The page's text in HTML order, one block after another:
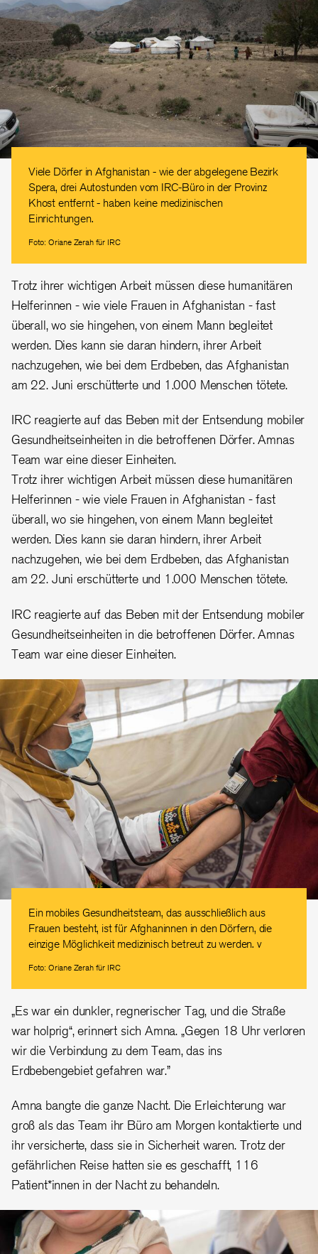
Viele Dörfer in Afghanistan - wie der abgelegene Bezirk
Spera, drei Autostunden vom IRC-Büro in der Provinz
Khost entfernt - haben keine medizinischen
Einrichtungen.
Foto: Oriane Zerah für IRC
Trotz ihrer wichtigen Arbeit müssen diese humanitären
Helferinnen - wie viele Frauen in Afghanistan - fast
überall, wo sie hingehen, von einem Mann begleitet
werden. Dies kann sie daran hindern, ihrer Arbeit
nachzugehen, wie bei dem Erdbeben, das Afghanistan
am 22. Juni erschütterte und 1.000 Menschen tötete.
IRC reagierte auf das Beben mit der Entsendung mobiler
Gesundheitseinheiten in die betroffenen Dörfer. Amnas
Team war eine dieser Einheiten.
Trotz ihrer wichtigen Arbeit müssen diese humanitären
Helferinnen - wie viele Frauen in Afghanistan - fast
überall, wo sie hingehen, von einem Mann begleitet
werden. Dies kann sie daran hindern, ihrer Arbeit
nachzugehen, wie bei dem Erdbeben, das Afghanistan
am 22. Juni erschütterte und 1.000 Menschen tötete.
IRC reagierte auf das Beben mit der Entsendung mobiler
Gesundheitseinheiten in die betroffenen Dörfer. Amnas
Team war eine dieser Einheiten.
Ein mobiles Gesundheitsteam, das ausschließlich aus
Frauen besteht, ist für Afghaninnen in den Dörfern, die
einzige Möglichkeit medizinisch betreut zu werden. v
Foto: Oriane Zerah für IRC
„Es war ein dunkler, regnerischer Tag, und die Straße
war holprig“, erinnert sich Amna. „Gegen 18 Uhr verloren
wir die Verbindung zu dem Team, das ins
Erdbebengebiet gefahren war.”
Amna bangte die ganze Nacht. Die Erleichterung war
groß als das Team ihr Büro am Morgen kontaktierte und
ihr versicherte, dass sie in Sicherheit waren. Trotz der
gefährlichen Reise hatten sie es geschafft, 116
Patient*innen in der Nacht zu behandeln.